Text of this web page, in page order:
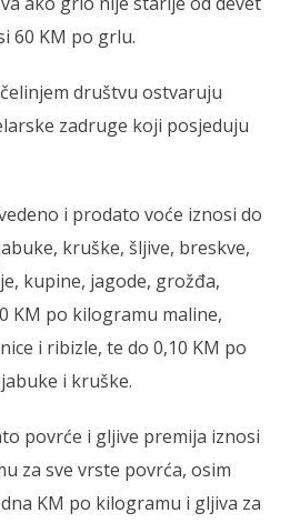
60 KM po grlu.
društvu ostvaruju
zadruge koji posjeduju
i prodato voće iznosi do
kruške, šljive, breskve,
kupine, jagode, grožđa,
KM po kilogramu maline,
i ribizle, te do 0,10 KM po
i kruške.
povrće i gljive premija iznosi
za sve vrste povrća, osim
KM po kilogramu i gljiva za